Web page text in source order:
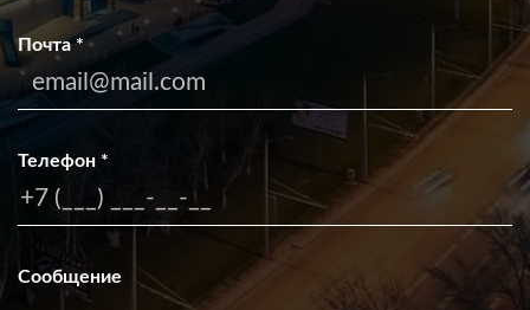
Почта*
Телефон *
Сообщение